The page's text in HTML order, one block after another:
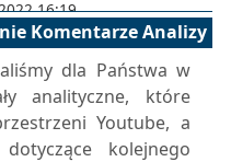
16:19
Komentarze Analizy
dla Państwa w
analityczne, które
Youtube, a
kolejnego